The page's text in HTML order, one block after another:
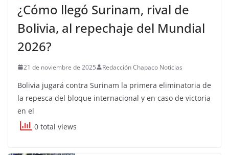
¿Cómo llegó Surinam, rival de
Bolivia, al repechaje del Mundial
2026?
21 de noviembre de 2025 Redacción Chapaco Noticias
Bolivia jugará contra Surinam la primera eliminatoria de
la repesca del bloque internacional y en caso de victoria
en el
0 total views